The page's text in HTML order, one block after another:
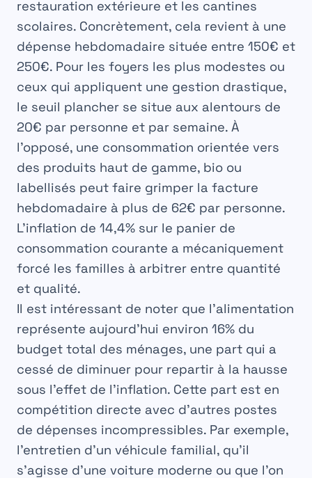
restauration extérieure et les cantines
scolaires. Concrètement, cela revient à une
dépense hebdomadaire située entre 150€ et
250€. Pour les foyers les plus modestes ou
ceux qui appliquent une gestion drastique,
le seuil plancher se situe aux alentours de
20€ par personne et par semaine. À
l’opposé, une consommation orientée vers
des produits haut de gamme, bio ou
labellisés peut faire grimper la facture
hebdomadaire à plus de 62€ par personne.
L’inflation de 14,4% sur le panier de
consommation courante a mécaniquement
forcé les familles à arbitrer entre quantité
et qualité.
Il est intéressant de noter que l’alimentation
représente aujourd’hui environ 16% du
budget total des ménages, une part qui a
cessé de diminuer pour repartir à la hausse
sous l’effet de l’inflation. Cette part est en
compétition directe avec d’autres postes
de dépenses incompressibles. Par exemple,
l’entretien d’un véhicule familial, qu’il
s’agisse d’une voiture moderne ou que l’on